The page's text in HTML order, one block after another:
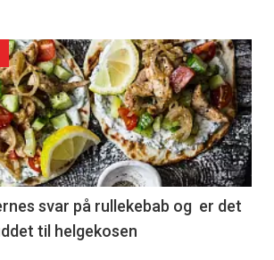
svar på rullekebab og er det
til helgekosen